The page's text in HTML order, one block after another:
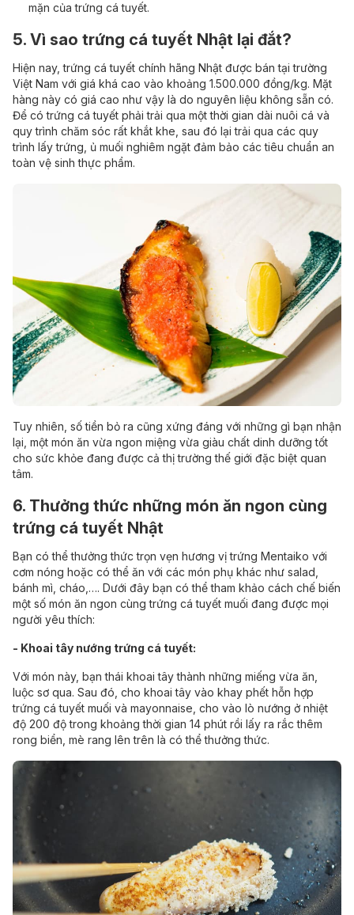
mặn của trứng cá tuyết.
5. Vì sao trứng cá tuyết Nhật lại đắt?
Hiện nay, trứng cá tuyết chính hãng Nhật được bán tại trường
Việt Nam với giá khá cao vào khoảng 1.500.000 đồng/kg. Mặt
hàng này có giá cao như vậy là do nguyên liệu không sẵn có.
Để có trứng cá tuyết phải trải qua một thời gian dài nuôi cá và
quy trình chăm sóc rất khắt khe, sau đó lại trải qua các quy
trình lấy trứng, ủ muối nghiêm ngặt đảm bảo các tiêu chuẩn an
toàn vệ sinh thực phẩm.
Tuy nhiên, số tiền bỏ ra cũng xứng đáng với những gì bạn nhận
lại, một món ăn vừa ngon miệng vừa giàu chất dinh dưỡng tốt
cho sức khỏe đang được cả thị trường thế giới đặc biệt quan
tâm.
6. Thưởng thức những món ăn ngon cùng
trứng cá tuyết Nhật
Bạn có thể thưởng thức trọn vẹn hương vị trứng Mentaiko với
cơm nóng hoặc có thể ăn với các món phụ khác như salad,
bánh mì, cháo,…. Dưới đây bạn có thể tham khảo cách chế biến
một số món ăn ngon cùng trứng cá tuyết muối đang được mọi
người yêu thích:
- Khoai tây nướng trứng cá tuyết:
Với món này, bạn thái khoai tây thành những miếng vừa ăn,
luộc sơ qua. Sau đó, cho khoai tây vào khay phết hỗn hợp
trứng cá tuyết muối và mayonnaise, cho vào lò nướng ở nhiệt
độ 200 độ trong khoảng thời gian 14 phút rồi lấy ra rắc thêm
rong biển, mè rang lên trên là có thể thưởng thức.